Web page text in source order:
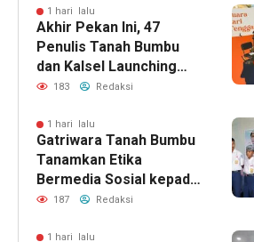
1 hari lalu
Akhir Pekan Ini, 47
Penulis Tanah Bumbu
dan Kalsel Launching
Antologi “Suara dari
183 Redaksi
1 hari lalu
Gatriwara Tanah Bumbu
Tanamkan Etika
Bermedia Sosial kepada
Pelajar SMPN 5 Simpang
187 Redaksi
1 hari lalu